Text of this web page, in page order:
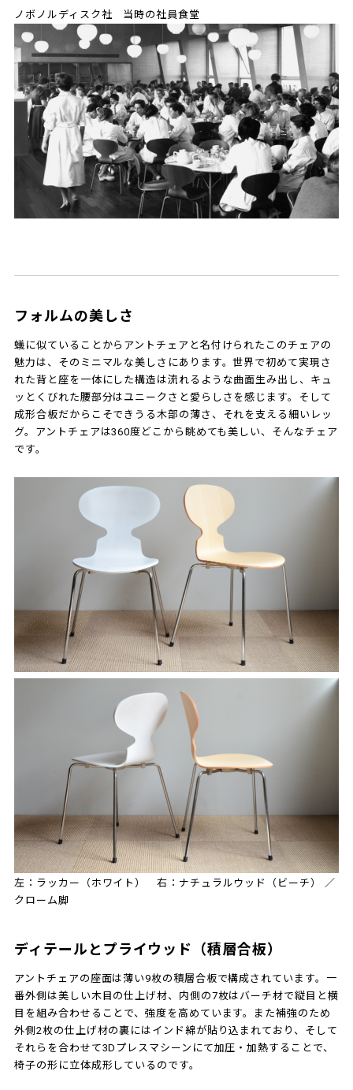
ノボノルディスク社 当時の社員食堂
フォルムの美しさ
蟻に似ていることからアントチェアと名付けられたこのチェアの
魅力は、そのミニマルな美しさにあります。世界で初めて実現さ
れた背と座を一体にした構造は流れるような曲面生み出し、キュ
ッとくびれた腰部分はユニークさと愛らしさを感じます。そして
成形合板だからこそできうる木部の薄さ、それを支える細いレッ
グ。アントチェアは360度どこから眺めても美しい、そんなチェア
です。
左：ラッカー（ホワイト） 右：ナチュラルウッド（ビーチ） ／
クローム脚
ディテールとプライウッド（積層合板）
アントチェアの座面は薄い9枚の積層合板で構成されています。一
番外側は美しい木目の仕上げ材、内側の7枚はバーチ材で縦目と横
目を組み合わせることで、強度を高めています。また補強のため
外側2枚の仕上げ材の裏にはインド綿が貼り込まれており、そして
それらを合わせて3Dプレスマシーンにて加圧・加熱することで、
椅子の形に立体成形しているのです。